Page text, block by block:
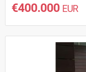
€400.000 EUR